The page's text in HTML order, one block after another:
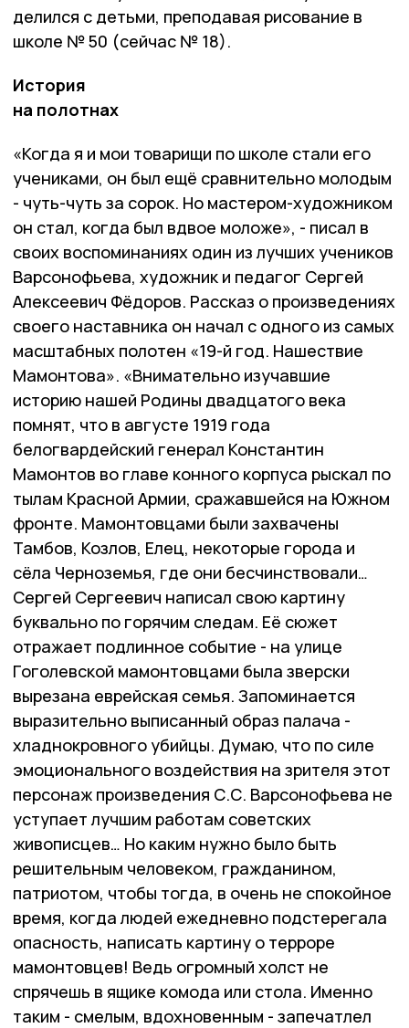
делился с детьми, преподавая рисование в
школе № 50 (сейчас № 18).
История
на полотнах
«Когда я и мои товарищи по школе стали его
учениками, он был ещё сравнительно молодым
- чуть-чуть за сорок. Но мастером-художником
он стал, когда был вдвое моложе», - писал в
своих воспоминаниях один из лучших учеников
Варсонофьева, художник и педагог Сергей
Алексеевич Фёдоров. Рассказ о произведениях
своего наставника он начал с одного из самых
масштабных полотен «19-й год. Нашествие
Мамонтова». «Внимательно изучавшие
историю нашей Родины двадцатого века
помнят, что в августе 1919 года
белогвардейский генерал Константин
Мамонтов во главе конного корпуса рыскал по
тылам Красной Армии, сражавшейся на Южном
фронте. Мамонтовцами были захвачены
Тамбов, Козлов, Елец, некоторые города и
сёла Черноземья, где они бесчинствовали…
Сергей Сергеевич написал свою картину
буквально по горячим следам. Её сюжет
отражает подлинное событие - на улице
Гоголевской мамонтовцами была зверски
вырезана еврейская семья. Запоминается
выразительно выписанный образ палача -
хладнокровного убийцы. Думаю, что по силе
эмоционального воздействия на зрителя этот
персонаж произведения С.С. Варсонофьева не
уступает лучшим работам советских
живописцев… Но каким нужно было быть
решительным человеком, гражданином,
патриотом, чтобы тогда, в очень не спокойное
время, когда людей ежедневно подстерегала
опасность, написать картину о терроре
мамонтовцев! Ведь огромный холст не
спрячешь в ящике комода или стола. Именно
таким - смелым, вдохновенным - запечатлел